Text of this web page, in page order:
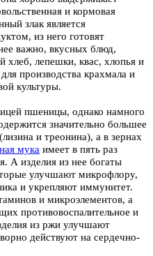
и кормовая
злак является
из него готовят
важно, вкусных блюд,
хлеб, лепешки, квас, хлопья и
производства крахмала и
культуры.
пшеницы, однако намного
значительно большее
и треонина), а в зернах
мука имеет в пять раз
А изделия из нее богаты
улучшают микрофлору,
и укрепляют иммунитет.
и микроэлементов, а
противовоспалительное и
из ржи улучшают
действуют на сердечно-